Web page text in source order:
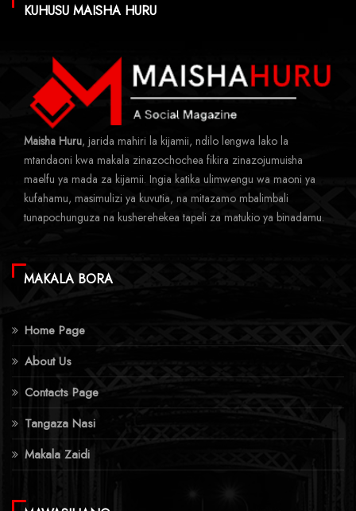
KUHUSU MAISHA HURU
Maisha Huru, jarida mahiri la kijamii, ndilo lengwa lako la
mtandaoni kwa makala zinazochochea fikira zinazojumuisha
maelfu ya mada za kijamii. Ingia katika ulimwengu wa maoni ya
kufahamu, masimulizi ya kuvutia, na mitazamo mbalimbali
tunapochunguza na kusherehekea tapeli za matukio ya binadamu.
MAKALA BORA
Home Page
About Us
Contacts Page
Tangaza Nasi
Makala Zaidi